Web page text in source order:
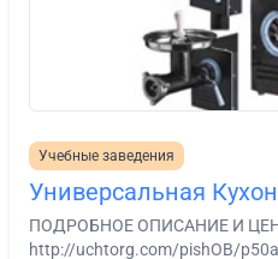
Учебные заведения
Универсальная
ПОДРОБНОЕ ОПИСАНИЕ И
http://uchtorg.com/pishOB/